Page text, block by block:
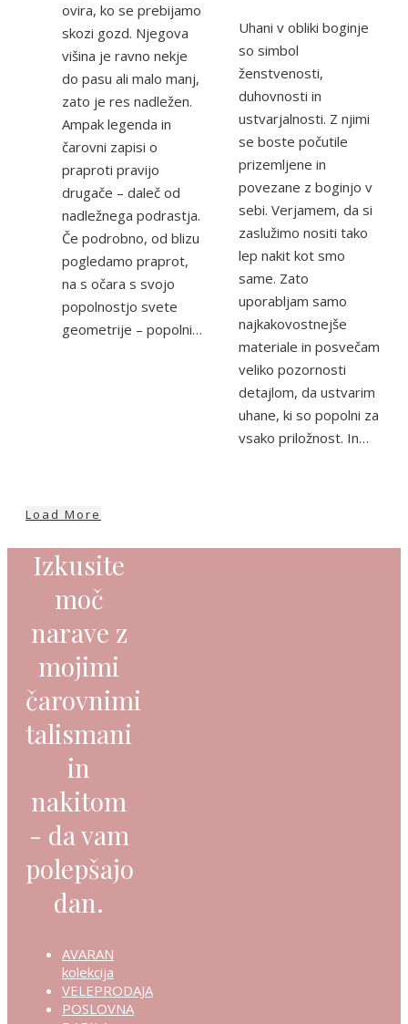
ovira, ko se prebijamo
skozi gozd. Njegova
višina je ravno nekje
do pasu ali malo manj,
zato je res nadležen.
Ampak legenda in
čarovni zapisi o
praproti pravijo
drugače – daleč od
nadležnega podrastja.
Če podrobno, od blizu
pogledamo praprot,
na s očara s svojo
popolnostjo svete
geometrije – popolni…
Uhani v obliki boginje
so simbol
ženstvenosti,
duhovnosti in
ustvarjalnosti. Z njimi
se boste počutile
prizemljene in
povezane z boginjo v
sebi. Verjamem, da si
zaslužimo nositi tako
lep nakit kot smo
same. Zato
uporabljam samo
najkakovostnejše
materiale in posvečam
veliko pozornosti
detajlom, da ustvarim
uhane, ki so popolni za
vsako priložnost. In…
Load More
Izkusite
moč
narave z
mojimi
čarovnimi
talismani
in
nakitom
- da vam
polepšajo
dan.
AVARAN
kolekcija
VELEPRODAJA
POSLOVNA